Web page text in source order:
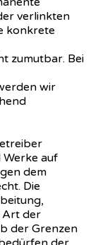
verlinkten
konkrete
zumutbar. Bei
wir
auf
dem
Die
Art der
der Grenzen